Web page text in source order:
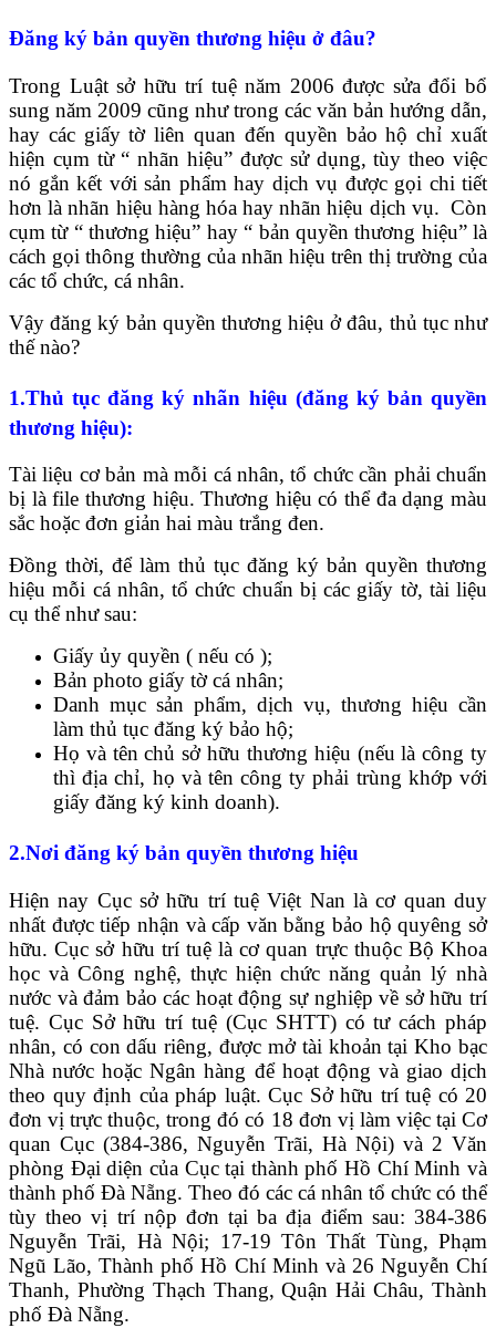
Đăng ký bản quyền thương hiệu ở đâu?
Trong Luật sở hữu trí tuệ năm 2006 được sửa đổi bổ
sung năm 2009 cũng như trong các văn bản hướng dẫn,
hay các giấy tờ liên quan đến quyền bảo hộ chỉ xuất
hiện cụm từ “ nhãn hiệu” được sử dụng, tùy theo việc
nó gắn kết với sản phẩm hay dịch vụ được gọi chi tiết
hơn là nhãn hiệu hàng hóa hay nhãn hiệu dịch vụ. Còn
cụm từ “ thương hiệu” hay “ bản quyền thương hiệu” là
cách gọi thông thường của nhãn hiệu trên thị trường của
các tổ chức, cá nhân.
Vậy đăng ký bản quyền thương hiệu ở đâu, thủ tục như
thế nào?
1.Thủ tục đăng ký nhãn hiệu (đăng ký bản quyền
thương hiệu):
Tài liệu cơ bản mà mỗi cá nhân, tổ chức cần phải chuẩn
bị là file thương hiệu. Thương hiệu có thể đa dạng màu
sắc hoặc đơn giản hai màu trắng đen.
Đồng thời, để làm thủ tục đăng ký bản quyền thương
hiệu mỗi cá nhân, tổ chức chuẩn bị các giấy tờ, tài liệu
cụ thể như sau:
Giấy ủy quyền ( nếu có );
Bản photo giấy tờ cá nhân;
Danh mục sản phẩm, dịch vụ, thương hiệu cần
làm thủ tục đăng ký bảo hộ;
Họ và tên chủ sở hữu thương hiệu (nếu là công ty
thì địa chỉ, họ và tên công ty phải trùng khớp với
giấy đăng ký kinh doanh).
2.Nơi đăng ký bản quyền thương hiệu
Hiện nay Cục sở hữu trí tuệ Việt Nan là cơ quan duy
nhất được tiếp nhận và cấp văn bằng bảo hộ quyêng sở
hữu. Cục sở hữu trí tuệ là cơ quan trực thuộc Bộ Khoa
học và Công nghệ, thực hiện chức năng quản lý nhà
nước và đảm bảo các hoạt động sự nghiệp về sở hữu trí
tuệ. Cục Sở hữu trí tuệ (Cục SHTT) có tư cách pháp
nhân, có con dấu riêng, được mở tài khoản tại Kho bạc
Nhà nước hoặc Ngân hàng để hoạt động và giao dịch
theo quy định của pháp luật. Cục Sở hữu trí tuệ có 20
đơn vị trực thuộc, trong đó có 18 đơn vị làm việc tại Cơ
quan Cục (384-386, Nguyễn Trãi, Hà Nội) và 2 Văn
phòng Đại diện của Cục tại thành phố Hồ Chí Minh và
thành phố Đà Nẵng. Theo đó các cá nhân tổ chức có thể
tùy theo vị trí nộp đơn tại ba địa điểm sau: 384-386
Nguyễn Trãi, Hà Nội; 17-19 Tôn Thất Tùng, Phạm
Ngũ Lão, Thành phố Hồ Chí Minh và 26 Nguyễn Chí
Thanh, Phường Thạch Thang, Quận Hải Châu, Thành
phố Đà Nẵng.